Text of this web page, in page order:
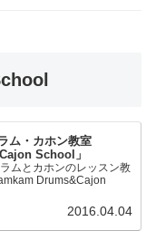
ム・カホン教室
School」
ムとカホンのレッスン教
Drums&Cajon
2016.04.04